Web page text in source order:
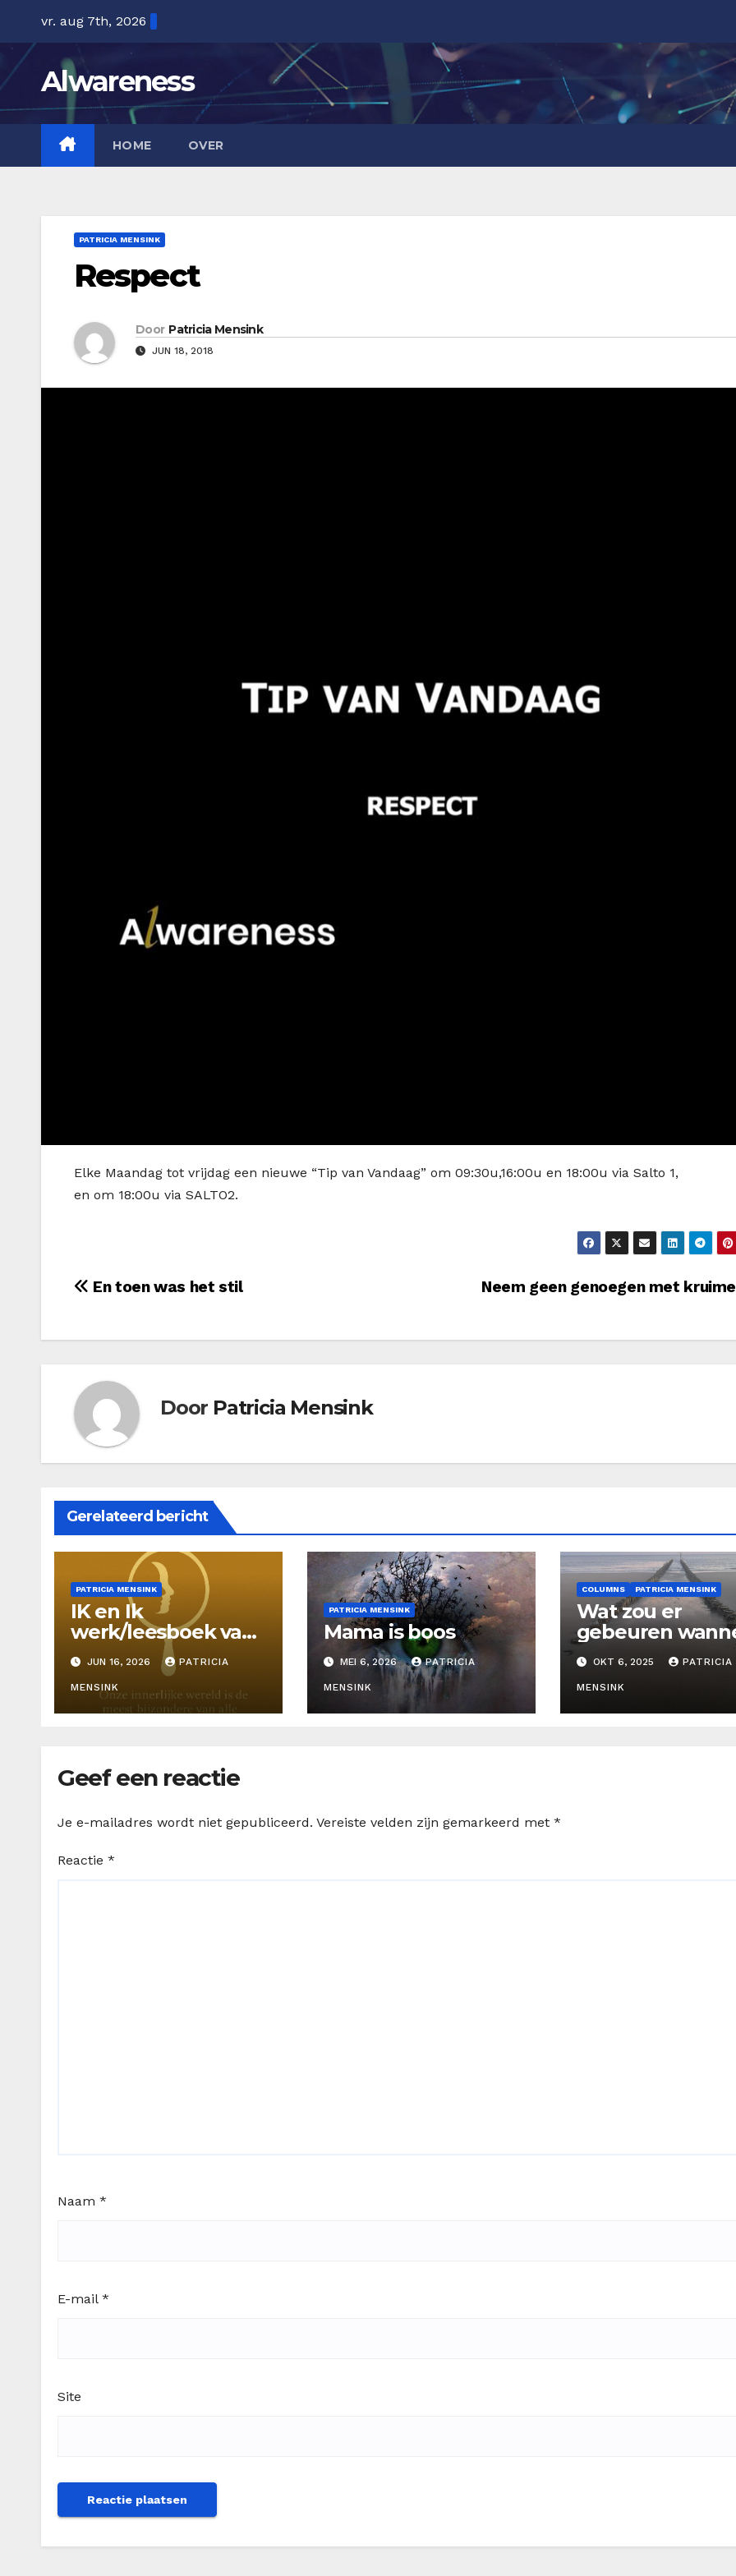
inhoud
vr. aug 7th, 2026
Alwareness
HOME OVER
PATRICIA MENSINK
Respect
Door Patricia Mensink
JUN 18, 2018
Elke Maandag tot vrijdag een nieuwe “Tip van Vandaag” om 09:30u,16:00u en 18:00u via Salto 1,
en om 18:00u via SALTO2.
Bericht
Neem geen genoegen met
En toen was het stil
Door Patricia Mensink
Gerelateerd bericht
PATRICIA MENSINK
IK en Ik
werk/leesboek van
Patricia Mensink
JUN 16, 2026 PATRICIA
MENSINK
PATRICIA MENSINK
Mama is boos
MEI 6, 2026 PATRICIA
MENSINK
COLUMNS PATRICIA MENSINK
Wat zou er
gebeuren
wij de angst om
sterven
OKT 6, 2025 PATRICIA
MENSINK
Geef een reactie
Je e-mailadres wordt niet gepubliceerd. Vereiste velden zijn gemarkeerd met *
Reactie *
Naam *
E-mail *
Site